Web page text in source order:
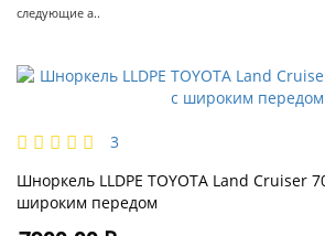
следующие а..
3
Шноркель LLDPE TOYOTA Land Cruiser
широким передом